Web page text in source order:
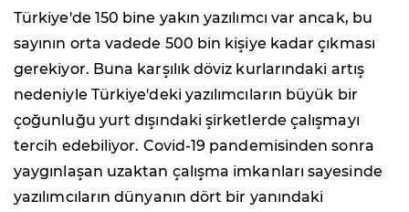
Türkiye'de 150 bine yakın yazılımcı var ancak, bu
sayının orta vadede 500 bin kişiye kadar çıkması
gerekiyor. Buna karşılık döviz kurlarındaki artış
nedeniyle Türkiye'deki yazılımcıların büyük bir
çoğunluğu yurt dışındaki şirketlerde çalışmayı
tercih edebiliyor. Covid-19 pandemisinden sonra
yaygınlaşan uzaktan çalışma imkanları sayesinde
yazılımcıların dünyanın dört bir yanındaki